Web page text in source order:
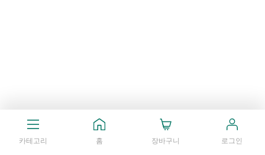
카테고리 홈 장바구니 로그인